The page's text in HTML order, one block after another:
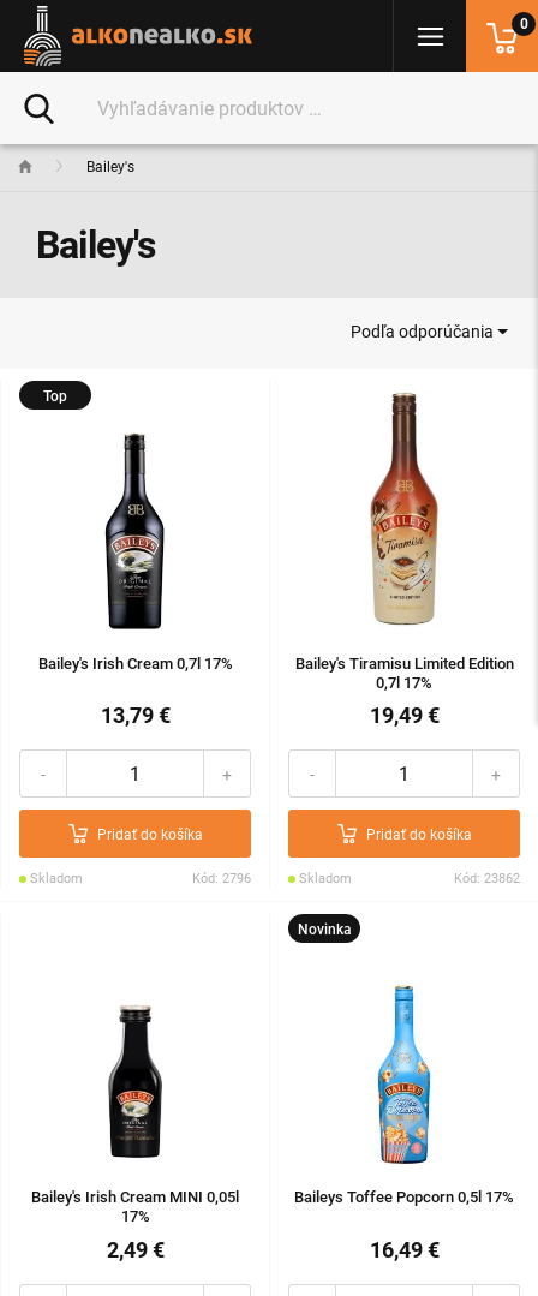
Bailey's
Bailey's
Podľa odporúčania
Top
Bailey's Irish Cream 0,7l 17%
13,79 €
- +
Pridať do košíka
Skladom Kód: 2796
Bailey's Tiramisu Limited Edition
0,7l 17%
19,49 €
- +
Pridať do košíka
Skladom Kód: 23862
Bailey's Irish Cream MINI 0,05l
17%
2,49 €
Novinka
Baileys Toffee Popcorn 0,5l 17%
16,49 €
0